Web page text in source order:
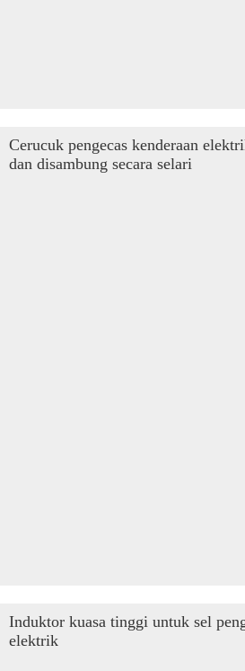
Cerucuk pengecas kenderaan
dan disambung secara selari
Induktor kuasa tinggi untuk sel
elektrik